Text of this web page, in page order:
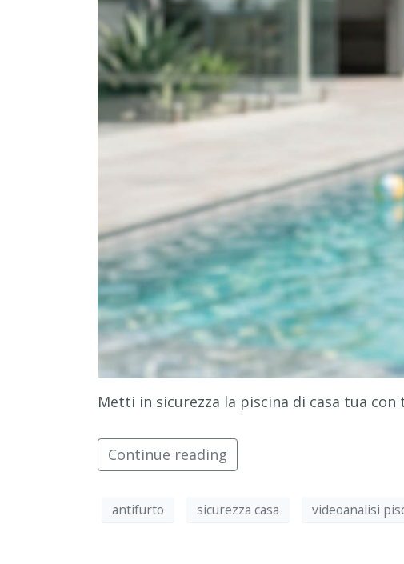
Metti in sicurezza la piscina di casa tua
Continue reading
antifurto sicurezza casa videoanalisi